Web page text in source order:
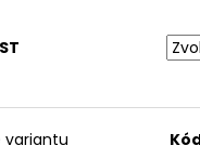
variantu